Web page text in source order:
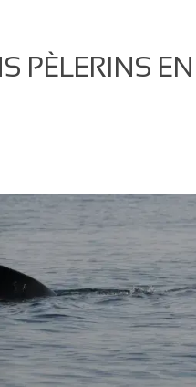
PÈLERINS